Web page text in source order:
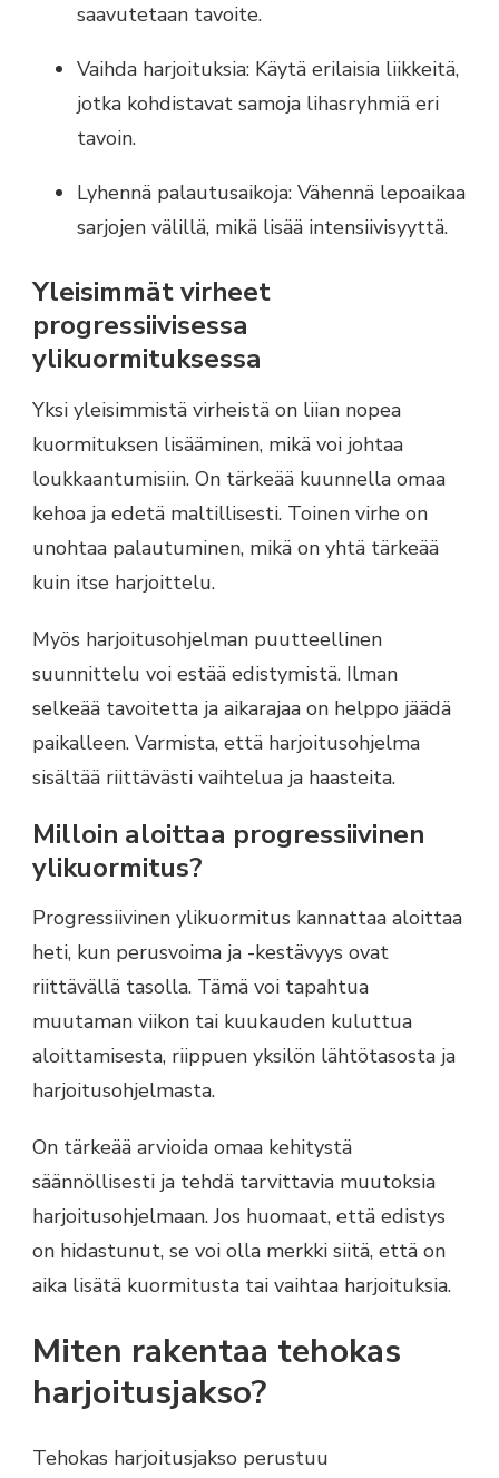
saavutetaan tavoite.
Vaihda harjoituksia: Käytä erilaisia liikkeitä,
jotka kohdistavat samoja lihasryhmiä eri
tavoin.
Lyhennä palautusaikoja: Vähennä lepoaikaa
sarjojen välillä, mikä lisää intensiivisyyttä.
Yleisimmät virheet
progressiivisessa
ylikuormituksessa
Yksi yleisimmistä virheistä on liian nopea
kuormituksen lisääminen, mikä voi johtaa
loukkaantumisiin. On tärkeää kuunnella omaa
kehoa ja edetä maltillisesti. Toinen virhe on
unohtaa palautuminen, mikä on yhtä tärkeää
kuin itse harjoittelu.
Myös harjoitusohjelman puutteellinen
suunnittelu voi estää edistymistä. Ilman
selkeää tavoitetta ja aikarajaa on helppo jäädä
paikalleen. Varmista, että harjoitusohjelma
sisältää riittävästi vaihtelua ja haasteita.
Milloin aloittaa progressiivinen
ylikuormitus?
Progressiivinen ylikuormitus kannattaa aloittaa
heti, kun perusvoima ja -kestävyys ovat
riittävällä tasolla. Tämä voi tapahtua
muutaman viikon tai kuukauden kuluttua
aloittamisesta, riippuen yksilön lähtötasosta ja
harjoitusohjelmasta.
On tärkeää arvioida omaa kehitystä
säännöllisesti ja tehdä tarvittavia muutoksia
harjoitusohjelmaan. Jos huomaat, että edistys
on hidastunut, se voi olla merkki siitä, että on
aika lisätä kuormitusta tai vaihtaa harjoituksia.
Miten rakentaa tehokas
harjoitusjakso?
Tehokas harjoitusjakso perustuu